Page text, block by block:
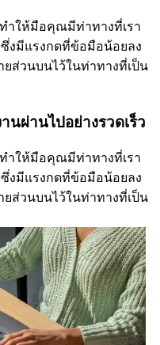
ำให้มือคุณมีท่าทางที่เรา
ซึ่งมีแรงกดที่ข้อมือน้อยลง
ส่วนบนไว้ในท่าทางที่เป็น
นผ่านไปอย่างรวดเร็ว
ำให้มือคุณมีท่าทางที่เรา
ซึ่งมีแรงกดที่ข้อมือน้อยลง
ส่วนบนไว้ในท่าทางที่เป็น